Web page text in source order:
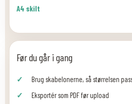
A4 skilt
Før du går i gang
Brug skabelonerne, så størrelsen
Eksportér som PDF før upload